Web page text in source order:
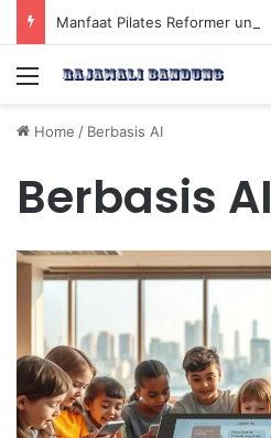
Menu
Home / Berbasis AI
Berbasis AI